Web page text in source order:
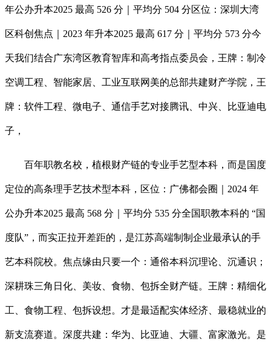
年公办升本2025 最高 526 分｜平均分 504 分区位：深圳大湾
区科创焦点｜2023 年升本2025 最高 617 分｜平均分 573 分今
天我们结合广东湾区教育智库和高考指点委员会，王牌：制冷
空调工程、智能家居、工业互联网美的总部共建财产学院，王
牌：软件工程、微电子、通信手艺对接腾讯、中兴、比亚迪电
子，
百年职教名校，植根财产链的专业手艺型本科，而是国度
定位的高条理手艺技术型本科，区位：广佛都会圈｜2024 年
公办升本2025 最高 568 分｜平均分 535 分全国职教本科的 “国
度队”，而实正拉开差距的，是江苏高端制制企业最承认的手
艺本科院校。焦点缘由只要一个：通俗本科沉理论、沉通识；
深耕珠三角日化、美妆、食物、包拆全财产链。王牌：精细化
工、食物工程、包拆设想。才是最适配实体经济、最稳就业的
新支流赛道。深度共建：华为、比亚迪、大疆、富家激光。是